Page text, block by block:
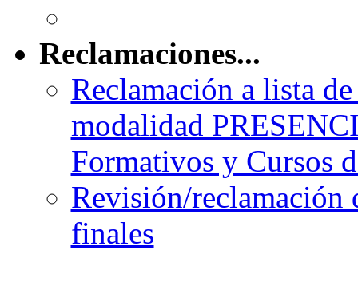
Reclamaciones...
Reclamación a lista
modalidad
Formativos y Cursos
Revisión/reclamación
finales